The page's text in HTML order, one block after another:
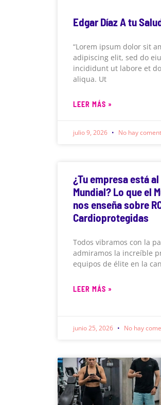
Edgar Díaz A tu
“Lorem ipsum dolor sit
adipiscing elit, sed do
incididunt ut labore et
aliqua. Ut
LEER MÁS »
julio 9, 2026 No hay
¿Tu empresa está
Mundial? Lo que el
nos enseña sobre
Cardioprotegidas
Todos vibramos con la
admiramos la increíble
equipos de élite en la
LEER MÁS »
junio 25, 2026 No hay